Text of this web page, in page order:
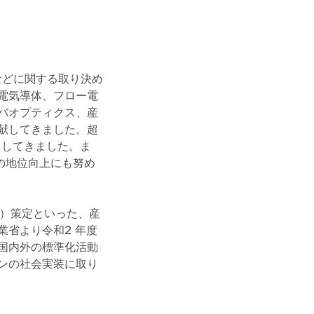
に関する取り決め
気導体、フロー電
オプティクス、産
してきました。超
てきました。ま
地位向上にも努め
策定といった、産
省より令和2 年度
内外の標準化活動
の社会実装に取り